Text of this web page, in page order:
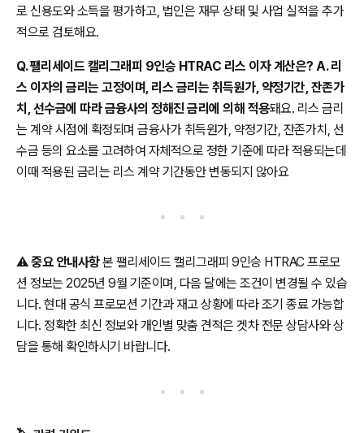
로 신용도와 소득을 평가하고, 법인은 재무 상태 및 사업 실적을 추가
적으로 검토해요.
Q. 팰리세이드 캘리그래피 9인승 HTRAC 리스 이자 계산은? A. 리
스 이자의 금리는 고정이며, 리스 금리는 취득원가, 약정기간, 잔존가
치, 선수금에 따라 금융사의 정해진 금리에 의해 적용돼요. 리스 금리
는 계약 시점에 확정되며 금융사가 취득원가, 약정기간, 잔존가치, 선
수금 등의 요소를 고려하여 자체적으로 정한 기준에 따라 적용되는데
이때 적용된 금리는 리스 계약 기간동안 변동되지 않아요
⚠️중요 안내사항본 팰리세이드 캘리그래피 9인승 HTRAC 프로모
션 정보는 2025년 9월 기준이며, 다음 달에는 조건이 변경될 수 있습
니다. 현대 공식 프로모션 기간과 재고 상황에 따라 조기 종료 가능합
니다. 정확한 최신 정보와 개인별 맞춤 견적은 겟차 전문 상담사와 상
담을 통해 확인하시기 바랍니다.